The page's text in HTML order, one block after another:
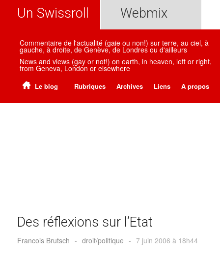
Un Swissroll Webmix
Commentaire de l'actualité (gaie ou non!) sur terre, au ciel, à
gauche, à droite, de Genève, de Londres ou d'ailleurs
News and views (gay or not!) on earth, in heaven, left or right,
from Geneva, London or elsewhere
Le blog Rubriques Archives Liens A propos
Des réflexions sur l’Etat
Francois Brutsch - droit/politique - 7 juin 2006 à 18h44